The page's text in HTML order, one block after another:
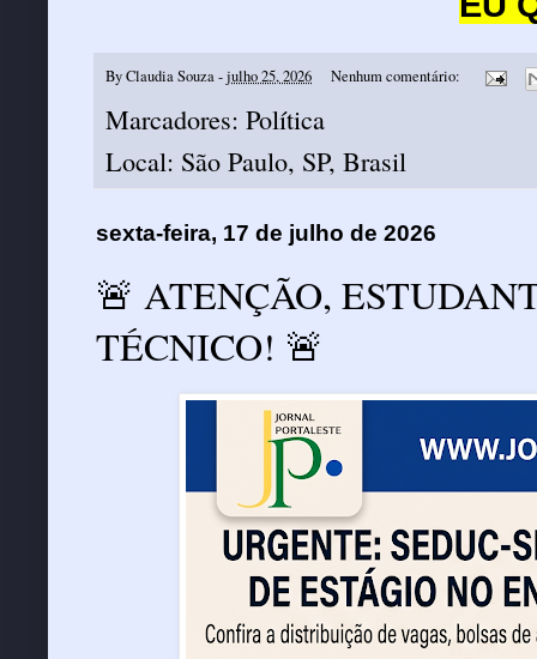
ByClaudia Souza-julho 25, 2026 Nenhum comentário:
Marcadores: Política
Local: São Paulo, SP, Brasil
sexta-feira, 17 de julho de 2026
🚨 ATENÇÃO,
TÉCNICO! 🚨